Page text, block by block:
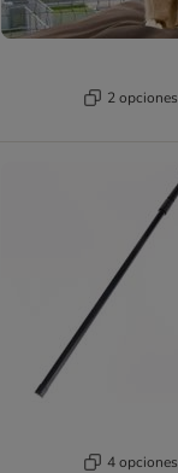
2 opciones
4 opciones